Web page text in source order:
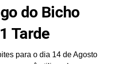
do Bicho
Tarde
para o dia 14 de Agosto